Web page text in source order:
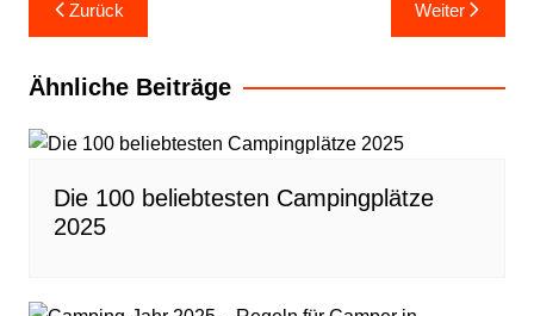
Zurück Weiter
Ähnliche Beiträge
Die 100 beliebtesten Campingplätze
2025